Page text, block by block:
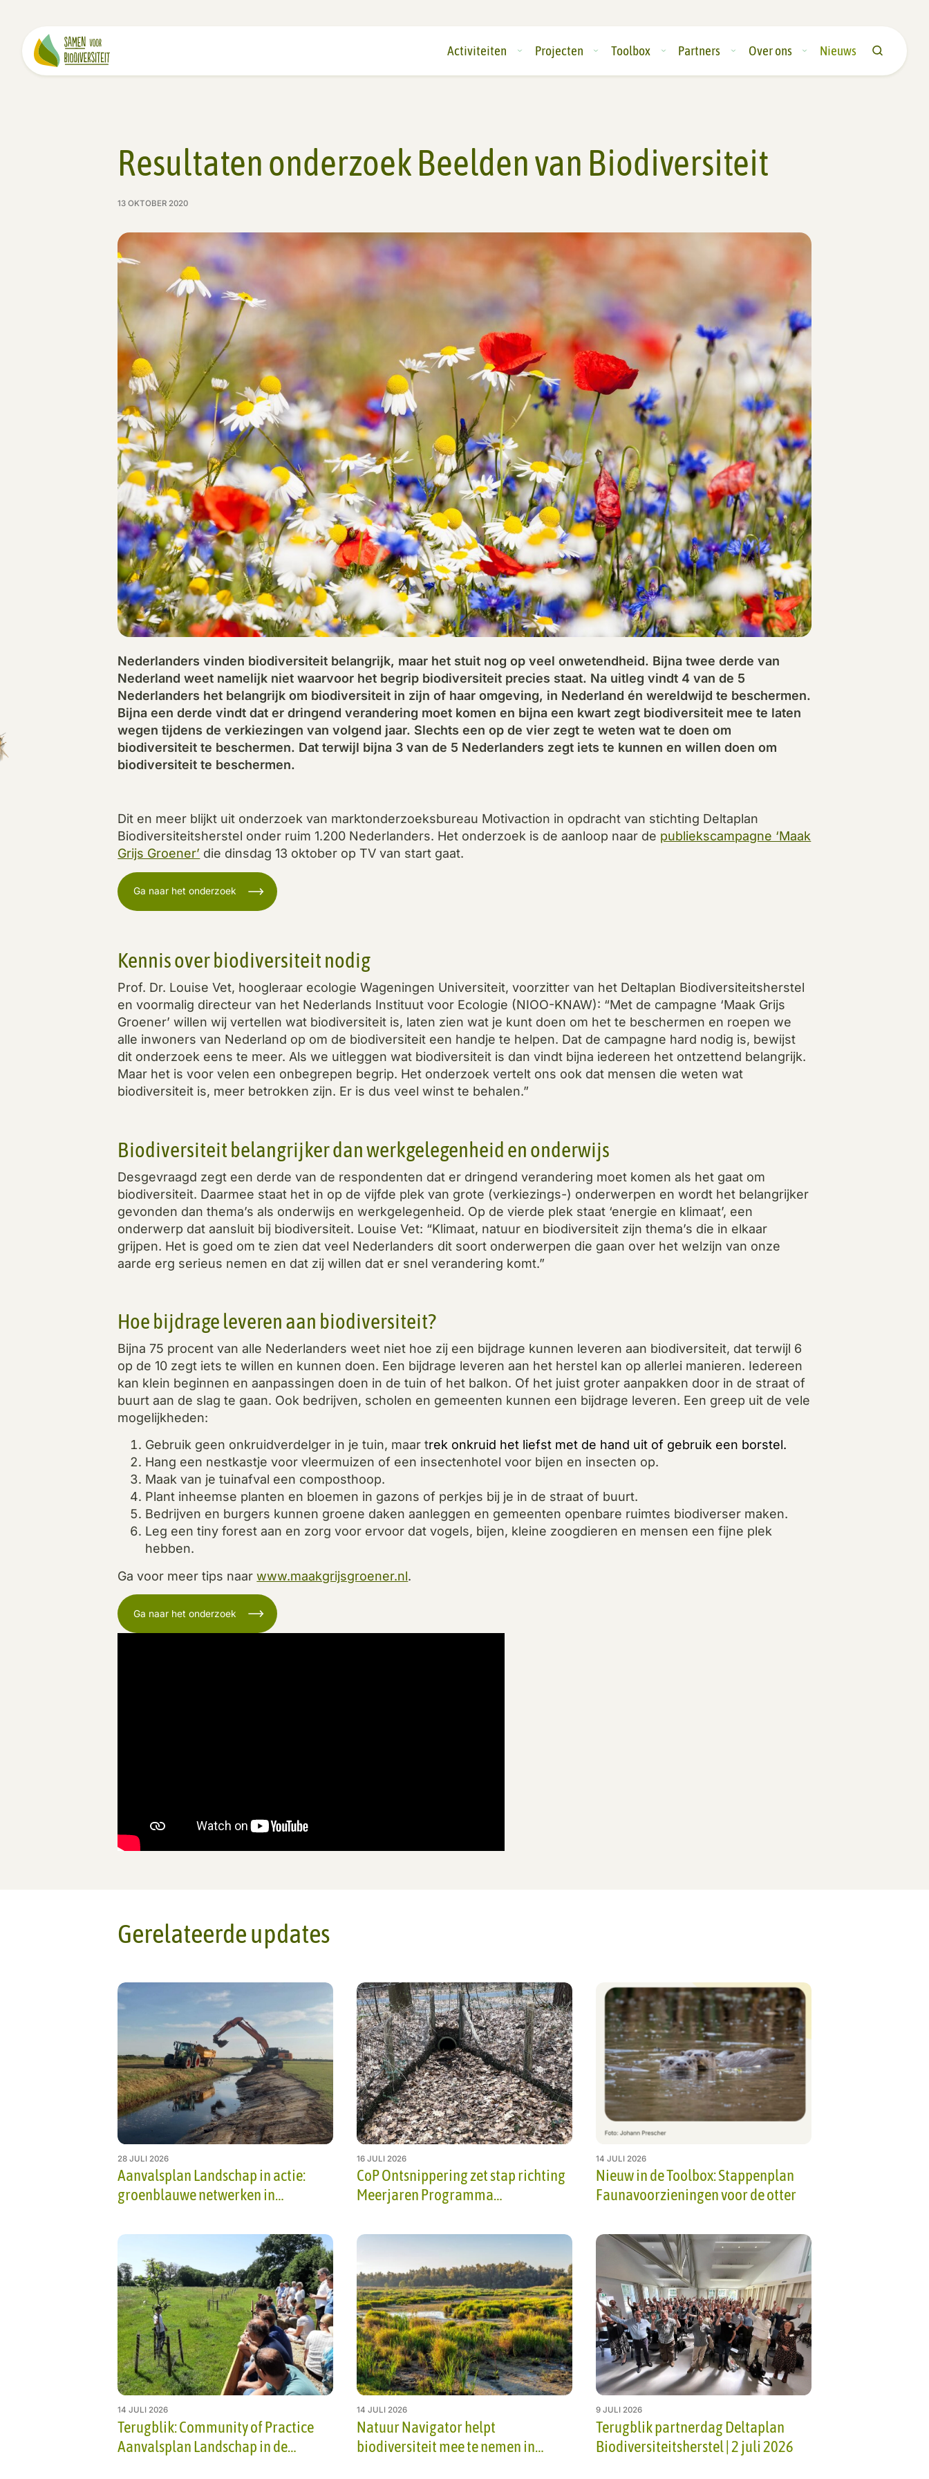
Activiteiten Projecten Toolbox Partners Over ons Nieuws
Resultaten onderzoek Beelden van Biodiversiteit
13 OKTOBER 2020
Nederlanders vinden biodiversiteit belangrijk, maar het stuit nog op veel onwetendheid. Bijna twee derde van
Nederland weet namelijk niet waarvoor het begrip biodiversiteit precies staat. Na uitleg vindt 4 van de 5
Nederlanders het belangrijk om biodiversiteit in zijn of haar omgeving, in Nederland én wereldwijd te beschermen.
Bijna een derde vindt dat er dringend verandering moet komen en bijna een kwart zegt biodiversiteit mee te laten
wegen tijdens de verkiezingen van volgend jaar. Slechts een op de vier zegt te weten wat te doen om
biodiversiteit te beschermen. Dat terwijl bijna 3 van de 5 Nederlanders zegt iets te kunnen en willen doen om
biodiversiteit te beschermen.
Dit en meer blijkt uit onderzoek van marktonderzoeksbureau Motivaction in opdracht van stichting Deltaplan
Biodiversiteitsherstel onder ruim 1.200 Nederlanders. Het onderzoek is de aanloop naar de publiekscampagne ‘Maak
Grijs Groener’ die dinsdag 13 oktober op TV van start gaat.
Ga naar het onderzoek
Kennis over biodiversiteit nodig
Prof. Dr. Louise Vet, hoogleraar ecologie Wageningen Universiteit, voorzitter van het Deltaplan Biodiversiteitsherstel
en voormalig directeur van het Nederlands Instituut voor Ecologie (NIOO-KNAW): “Met de campagne ‘Maak Grijs
Groener’ willen wij vertellen wat biodiversiteit is, laten zien wat je kunt doen om het te beschermen en roepen we
alle inwoners van Nederland op om de biodiversiteit een handje te helpen. Dat de campagne hard nodig is, bewijst
dit onderzoek eens te meer. Als we uitleggen wat biodiversiteit is dan vindt bijna iedereen het ontzettend belangrijk.
Maar het is voor velen een onbegrepen begrip. Het onderzoek vertelt ons ook dat mensen die weten wat
biodiversiteit is, meer betrokken zijn. Er is dus veel winst te behalen.”
Biodiversiteit belangrijker dan werkgelegenheid en onderwijs
Desgevraagd zegt een derde van de respondenten dat er dringend verandering moet komen als het gaat om
biodiversiteit. Daarmee staat het in op de vijfde plek van grote (verkiezings-) onderwerpen en wordt het belangrijker
gevonden dan thema’s als onderwijs en werkgelegenheid. Op de vierde plek staat ‘energie en klimaat’, een
onderwerp dat aansluit bij biodiversiteit. Louise Vet: “Klimaat, natuur en biodiversiteit zijn thema’s die in elkaar
grijpen. Het is goed om te zien dat veel Nederlanders dit soort onderwerpen die gaan over het welzijn van onze
aarde erg serieus nemen en dat zij willen dat er snel verandering komt.”
Hoe bijdrage leveren aan biodiversiteit?
Bijna 75 procent van alle Nederlanders weet niet hoe zij een bijdrage kunnen leveren aan biodiversiteit, dat terwijl 6
op de 10 zegt iets te willen en kunnen doen. Een bijdrage leveren aan het herstel kan op allerlei manieren. Iedereen
kan klein beginnen en aanpassingen doen in de tuin of het balkon. Of het juist groter aanpakken door in de straat of
buurt aan de slag te gaan. Ook bedrijven, scholen en gemeenten kunnen een bijdrage leveren. Een greep uit de vele
mogelijkheden:
Gebruik geen onkruidverdelger in je tuin, maar trek onkruid het liefst met de hand uit of gebruik een borstel.
Hang een nestkastje voor vleermuizen of een insectenhotel voor bijen en insecten op.
Maak van je tuinafval een composthoop.
Plant inheemse planten en bloemen in gazons of perkjes bij je in de straat of buurt.
Bedrijven en burgers kunnen groene daken aanleggen en gemeenten openbare ruimtes biodiverser maken.
Leg een tiny forest aan en zorg voor ervoor dat vogels, bijen, kleine zoogdieren en mensen een fijne plek
hebben.
Ga voor meer tips naarwww.maakgrijsgroener.nl.
Ga naar het onderzoek
Gerelateerde updates
28 JULI 2026
Aanvalsplan Landschap in actie:
groenblauwe netwerken in
16 JULI 2026
CoP Ontsnippering zet stap richting
Meerjaren Programma
14 JULI 2026
Nieuw in de Toolbox: Stappenplan
Faunavoorzieningen voor de otter
14 JULI 2026
Terugblik: Community of Practice
Aanvalsplan Landschap in de
14 JULI 2026
Natuur Navigator helpt
biodiversiteit mee te nemen in
9 JULI 2026
Terugblik partnerdag Deltaplan
Biodiversiteitsherstel | 2 juli 2026